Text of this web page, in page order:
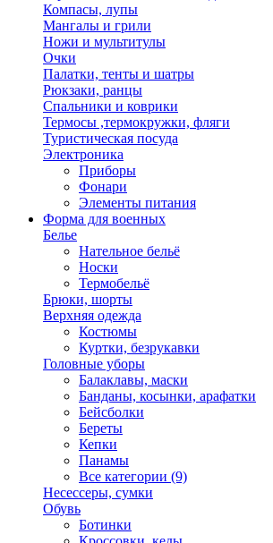
Компасы, лупы
Мангалы и грили
Ножи и мультитулы
Очки
Палатки, тенты и шатры
Рюкзаки, ранцы
Спальники и коврики
Термосы ,термокружки, фляги
Туристическая посуда
Электроника
Приборы
Фонари
Элементы питания
Форма для военных
Белье
Нательное бельё
Носки
Термобельё
Брюки, шорты
Верхняя одежда
Костюмы
Куртки, безрукавки
Головные уборы
Балаклавы, маски
Банданы, косынки, арафатки
Бейсболки
Береты
Кепки
Панамы
Все категории (9)
Несессеры, сумки
Обувь
Ботинки